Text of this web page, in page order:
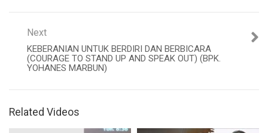
Next
KEBERANIAN UNTUK BERDIRI DAN BERBICARA
(COURAGE TO STAND UP AND SPEAK OUT) (BPK.
YOHANES MARBUN)
Related Videos